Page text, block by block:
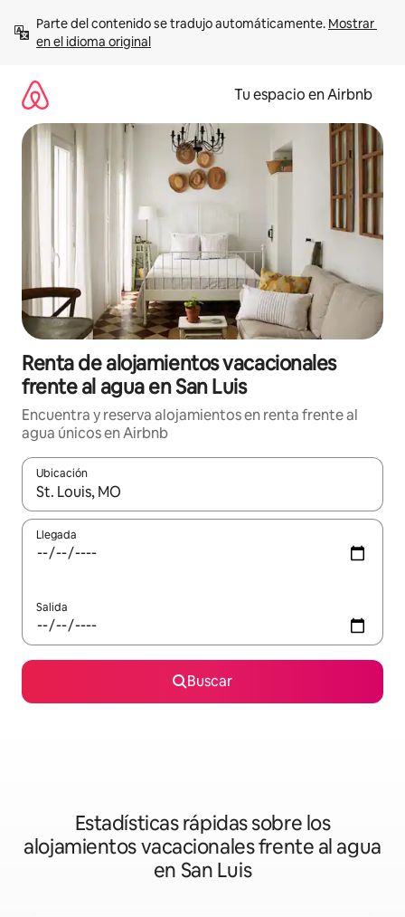
contenido
Parte del contenido se tradujo automáticamente. Mostrar
en el idioma original
Tu espacio en Airbnb
Renta de alojamientos vacacionales
frente al agua en San Luis
Encuentra y reserva alojamientos en renta frente al
agua únicos en Airbnb
Ubicación
Cuando los resultados estén disponibles, podrás navegar
Llegada
Salida
Buscar
Estadísticas rápidas sobre los
alojamientos vacacionales frente al agua
en San Luis